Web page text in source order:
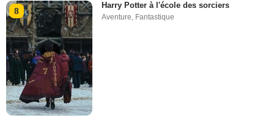
8
Harry Potter à l'école des sorciers
Aventure, Fantastique